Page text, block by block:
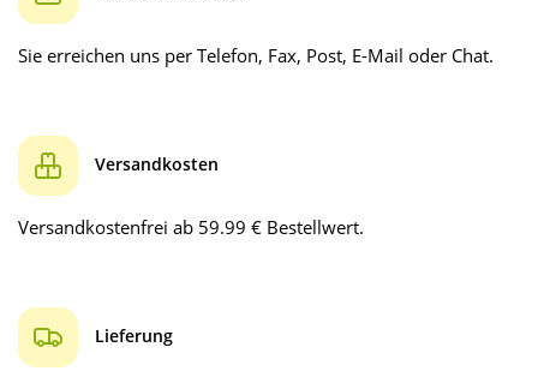
Sie erreichen uns per Telefon, Fax, Post, E-Mail oder Chat.
Versandkosten
Versandkostenfrei ab 59.99 € Bestellwert.
Lieferung